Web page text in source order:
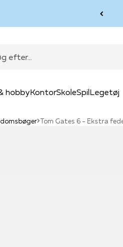
hobbyKontorSkoleSpilLegetøj
efter...
Tom Gates 6 - Ekstra